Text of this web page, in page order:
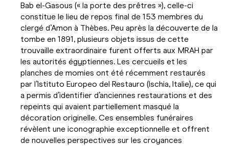
Bab el-Gasous (« la porte des prêtres »), celle-ci
constitue le lieu de repos final de 153 membres du
clergé d’Amon à Thèbes. Peu après la découverte de la
tombe en 1891, plusieurs objets issus de cette
trouvaille extraordinaire furent offerts aux MRAH par
les autorités égyptiennes. Les cercueils et les
planches de momies ont été récemment restaurés
par l’Istituto Europeo del Restauro (Ischia, Italie), ce qui
a permis d’identifier d’anciennes restaurations et des
repeints qui avaient partiellement masqué la
décoration originelle. Ces ensembles funéraires
révèlent une iconographie exceptionnelle et offrent
de nouvelles perspectives sur les croyances